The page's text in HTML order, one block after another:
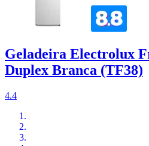
Geladeira Electrolux
Duplex Branca (TF38)
4.4